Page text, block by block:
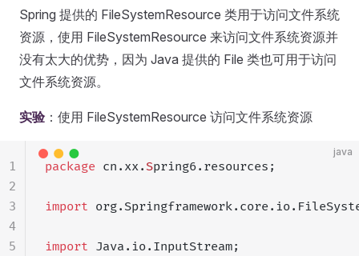
Spring 提供的 FileSystemResource 类用于访问文件系统
资源，使用 FileSystemResource 来访问文件系统资源并
没有太大的优势，因为 Java 提供的 File 类也可用于访问
文件系统资源。
实验 ：使用 FileSystemResource 访问文件系统资源
java
package cn.xx. Spring6.resources;
import
import Java.io.InputStream;
1
2
3
4
5